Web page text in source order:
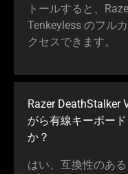
トールすると、
Tenkeyless のフル
クセスできます。
Razer DeathStalker
がら有線キーボー
か？
はい、互換性のある